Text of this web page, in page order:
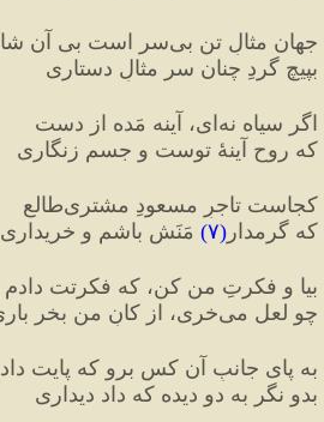
جهان مثالِ تنِ بی‌سر است بی‌ آن شاه
بپیچ گردِ چنان سر مثالِ دستاری
اگر سیاه نه‌ای، آینه مَده از دست
که روح آینهٔ توست و جسم زنگاری
کجاست تاجرِ مسعودِ مشتری‌طالع
که گرمدار (۷) مَنَش باشم و خریداری
بیا و فکرتِ من کن، که فکرتت دادم
چو لعل می‌خری، از کانِ من بخر باری
به پای جانبِ آن کس برو که پایت داد
بدو نگر به دو دیده که داد دیداری